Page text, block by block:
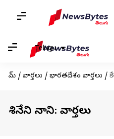
Telugu
హోమ్ / వార్తలు / భారతదేశం వార్తలు /
కేశినేని నాని: వార్తలు